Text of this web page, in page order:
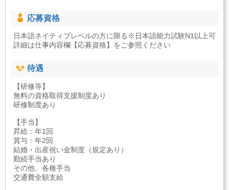
応募資格
日本語ネイティブレベルの方に限る※日本語能力試験N1以上可
詳細は仕事内容欄【応募資格】をご参照ください
待遇
【研修等】
無料の資格取得支援制度あり
研修制度あり
【手当】
昇給：年1回
賞与：年2回
結婚・出産祝い金制度（規定あり）
勤続手当あり
その他、各種手当
交通費全額支給